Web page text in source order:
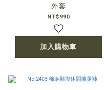
外套
NT$990
加入購物車